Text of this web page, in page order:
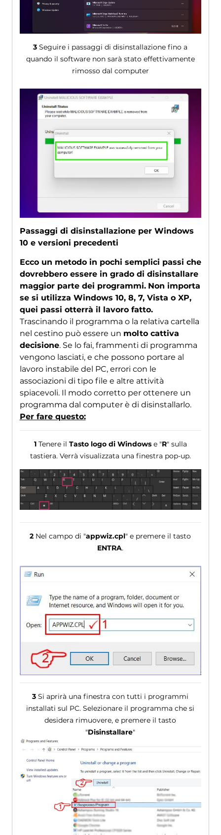
3 Seguire i passaggi di disinstallazione fino a
quando il software non sarà stato effettivamente
rimosso dal computer
Passaggi di disinstallazione per Windows
10 e versioni precedenti
Ecco un metodo in pochi semplici passi che
dovrebbero essere in grado di disinstallare
maggior parte dei programmi. Non importa
se si utilizza Windows 10, 8, 7, Vista o XP,
quei passi otterrà il lavoro fatto.
Trascinando il programma o la relativa cartella
nel cestino può essere un molto cattiva
decisione. Se lo fai, frammenti di programma
vengono lasciati, e che possono portare al
lavoro instabile del PC, errori con le
associazioni di tipo file e altre attività
spiacevoli. Il modo corretto per ottenere un
programma dal computer è di disinstallarlo.
Per fare questo:
1Tenere il Tasto logo di Windowse "R" sulla
tastiera. Verrà visualizzata una finestra pop-up.
2 Nel campo di "appwiz.cpl" e premere il tasto
ENTRA.
3 Si aprirà una finestra con tutti i programmi
installati sul PC. Selezionare il programma che si
desidera rimuovere, e premere il tasto
"Disinstallare"